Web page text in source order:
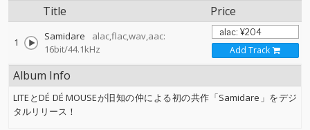
Title Price
1 Samidare
alac,flac,wav,aac:
16bit/44.1kHz
Add Track
Album Info
LITEとDÉ DÉ MOUSEが旧知の仲による初の共作「Samidare」をデジ
タルリリース！